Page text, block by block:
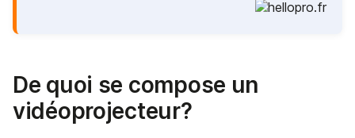
De quoi se compose un
vidéoprojecteur?